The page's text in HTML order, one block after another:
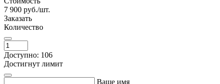
7 900 руб./шт.
Заказать
Количество
Доступно: 106
Достигнут лимит
Ваше имя